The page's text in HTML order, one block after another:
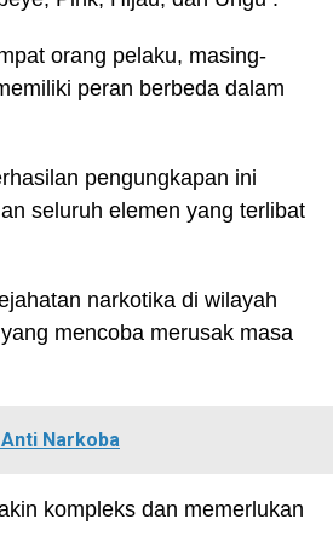
orang pelaku, masing-
peran berbeda dalam
pengungkapan ini
seluruh elemen yang terlibat
narkotika di wilayah
mencoba merusak masa
Narkoba
kompleks dan memerlukan